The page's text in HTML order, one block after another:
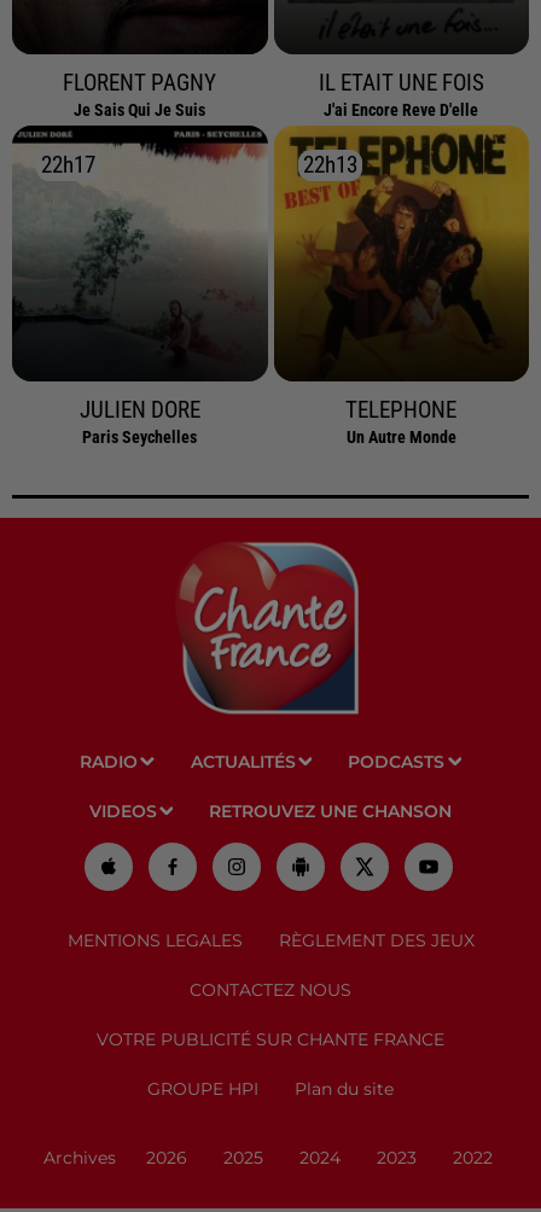
FLORENT PAGNY
Je Sais Qui Je Suis
IL ETAIT UNE FOIS
J'ai Encore Reve D'elle
22h17
22h17
JULIEN DORE
Paris Seychelles
22h13
22h13
TELEPHONE
Un Autre Monde
RADIO ACTUALITÉS PODCASTS
VIDEOS RETROUVEZ UNE CHANSON
MENTIONS LEGALES RÈGLEMENT DES JEUX
CONTACTEZ NOUS
VOTRE PUBLICITÉ SUR CHANTE FRANCE
GROUPE HPI Plan du site
Archives 2026 2025 2024 2023 2022